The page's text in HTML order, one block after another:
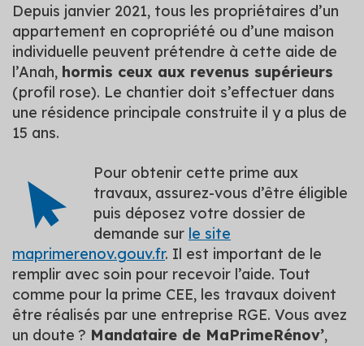
Depuis janvier 2021, tous les propriétaires d’un
appartement en copropriété ou d’une maison
individuelle peuvent prétendre à cette aide de
l’Anah, hormis ceux aux revenus supérieurs
(profil rose). Le chantier doit s’effectuer dans
une résidence principale construite il y a plus de
15 ans.
Pour obtenir cette prime aux
travaux, assurez-vous d’être éligible
puis déposez votre dossier de
demande sur le site
maprimerenov.gouv.fr. Il est important de le
remplir avec soin pour recevoir l’aide. Tout
comme pour la prime CEE, les travaux doivent
être réalisés par une entreprise RGE. Vous avez
un doute ? Mandataire de MaPrimeRénov’,